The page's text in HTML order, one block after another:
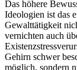
Das höhere
Ideologien ist das
Gewalttätigkeit
vernichten auch
Gehirn schwer
möglich, sondern